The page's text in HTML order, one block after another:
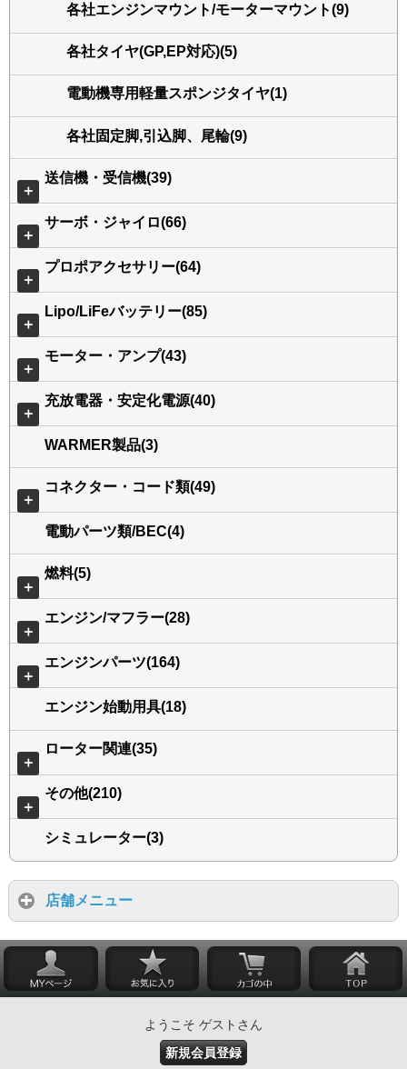
各社エンジンマウント/モーターマウント(9)
各社タイヤ(GP,EP対応)(5)
電動機専用軽量スポンジタイヤ(1)
各社固定脚,引込脚、尾輪(9)
＋
送信機・受信機(39)
＋
サーボ・ジャイロ(66)
＋
プロポアクセサリー(64)
＋
Lipo/LiFeバッテリー(85)
＋
モーター・アンプ(43)
＋
充放電器・安定化電源(40)
WARMER製品(3)
＋
コネクター・コード類(49)
電動パーツ類/BEC(4)
＋
燃料(5)
＋
エンジン/マフラー(28)
＋
エンジンパーツ(164)
エンジン始動用具(18)
＋
ローター関連(35)
＋
その他(210)
シミュレーター(3)
店舗メニュー
ようこそ ゲストさん
新規会員登録